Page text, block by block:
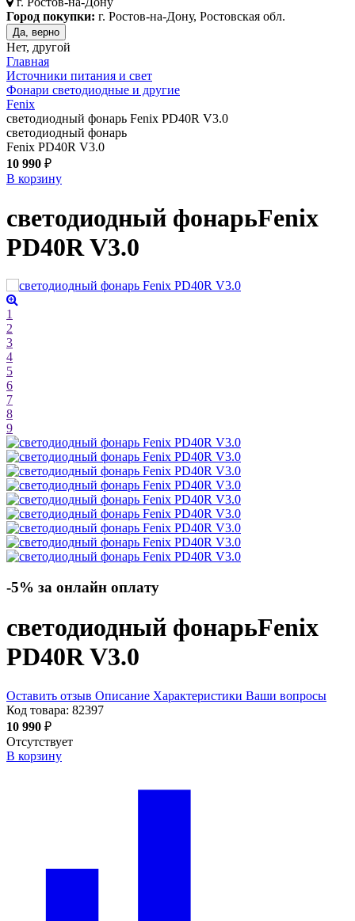
Город покупки: г. Ростов-на-Дону, Ростовская обл.
Да, верно
Нет, другой
Главная
Источники питания и свет
Фонари светодиодные и другие
Fenix
светодиодный фонарь Fenix PD40R V3.0
светодиодный фонарь
Fenix PD40R V3.0
10 990 ₽
В корзину
светодиодный фонарьFenix
PD40R V3.0
1
2
3
4
5
6
7
8
9
-5% за онлайн оплату
светодиодный фонарьFenix
PD40R V3.0
Оставить отзыв Описание Характеристики Ваши вопросы
Код товара: 82397
10 990 ₽
Отсутствует
В корзину